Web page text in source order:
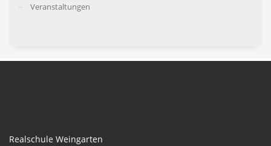
Veranstaltungen
Realschule Weingarten